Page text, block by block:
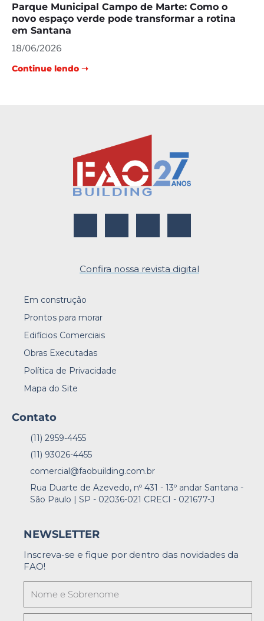
Parque Municipal Campo de Marte: Como o
novo espaço verde pode transformar a rotina
em Santana
18/06/2026
Continue lendo ➝
Confira nossa revista digital
Em construção
Prontos para morar
Edifícios Comerciais
Obras Executadas
Política de Privacidade
Mapa do Site
Contato
(11) 2959-4455
(11) 93026-4455
comercial@faobuilding.com.br
Rua Duarte de Azevedo, nº 431 - 13º andar Santana -
São Paulo | SP - 02036-021 CRECI - 021677-J
NEWSLETTER
Inscreva-se e fique por dentro das novidades da
FAO!